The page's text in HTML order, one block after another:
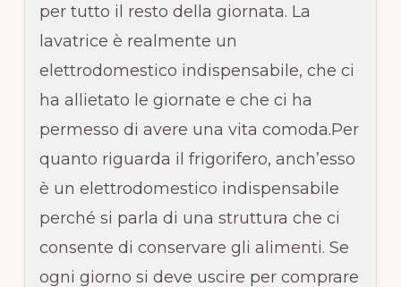
per tutto il resto della giornata. La
lavatrice è realmente un
elettrodomestico indispensabile, che ci
ha allietato le giornate e che ci ha
permesso di avere una vita comoda.Per
quanto riguarda il frigorifero, anch’esso
è un elettrodomestico indispensabile
perché si parla di una struttura che ci
consente di conservare gli alimenti. Se
ogni giorno si deve uscire per comprare